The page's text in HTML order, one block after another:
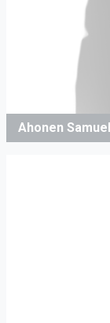
Ahonen Samuel